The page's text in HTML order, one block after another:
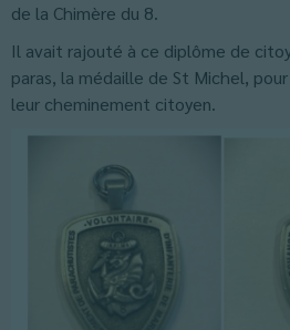
de la Chimère du 8.
Il avait rajouté à ce diplôme de
paras, la médaille de St Michel,
leur cheminement citoyen.